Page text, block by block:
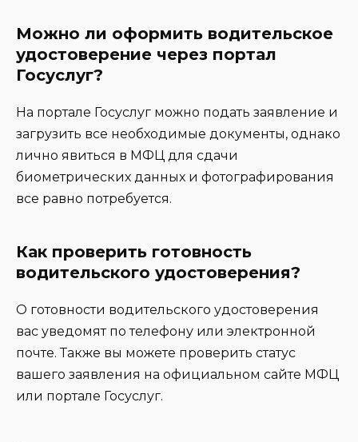
Можно ли оформить водительское
удостоверение через портал
Госуслуг?
На портале Госуслуг можно подать заявление и
загрузить все необходимые документы, однако
лично явиться в МФЦ для сдачи
биометрических данных и фотографирования
все равно потребуется.
Как проверить готовность
водительского удостоверения?
О готовности водительского удостоверения
вас уведомят по телефону или электронной
почте. Также вы можете проверить статус
вашего заявления на официальном сайте МФЦ
или портале Госуслуг.